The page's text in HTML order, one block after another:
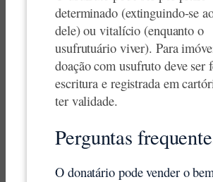
determinado (extinguindo-se
dele) ou vitalício (enquanto o
usufrutuário viver). Para
doação com usufruto deve ser
escritura e registrada em
ter validade.
Perguntas
O donatário pode vender o